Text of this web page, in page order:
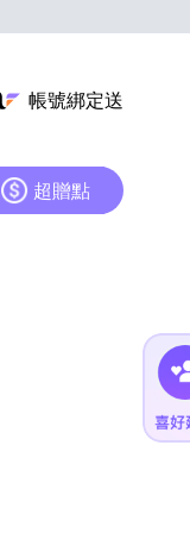
帳號綁定送
超贈點